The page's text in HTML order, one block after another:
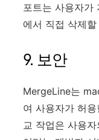
포트는 사용자가
에서 직접 삭제
9. 보안
MergeLine는
여 사용자가 허
교 작업은 사용